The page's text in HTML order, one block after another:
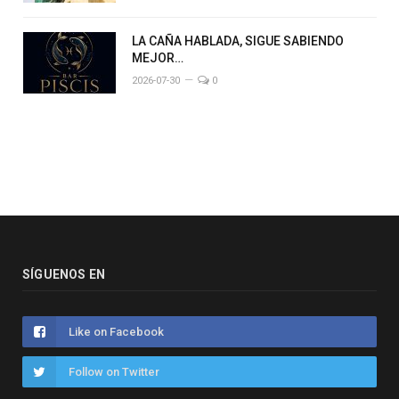
LA CAÑA HABLADA, SIGUE SABIENDO
MEJOR…
2026-07-30 0
SÍGUENOS EN
Like on Facebook
Follow on Twitter